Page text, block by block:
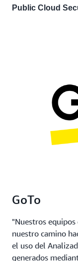
Public Cloud
GoTo
"Nuestros
nuestro camino
el uso del
generados